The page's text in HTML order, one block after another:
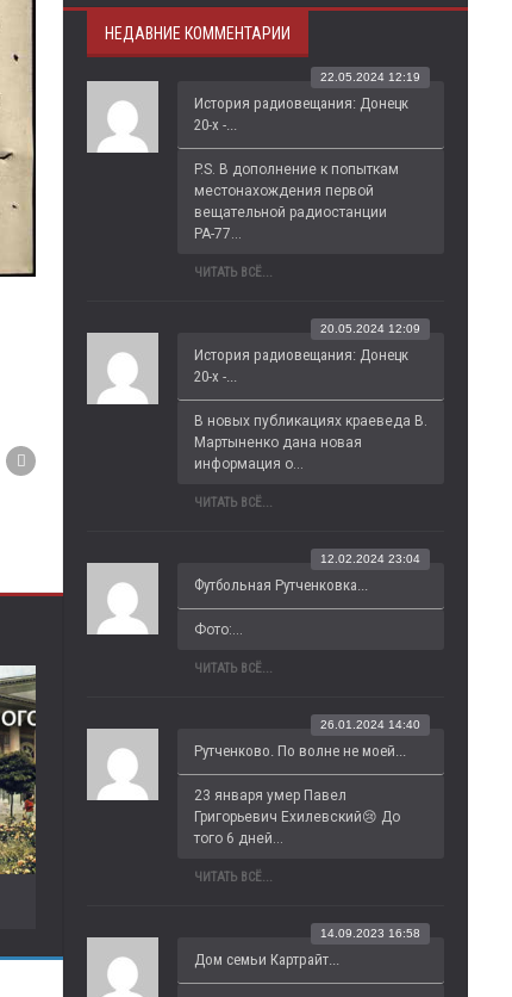
НЕДАВНИЕ КОММЕНТАРИИ
История радиовещания: Донецк
20-х -...
22.05.2024 12:19
P.S. В дополнение к попыткам
местонахождения первой
вещательной радиостанции
РА-77...
ЧИТАТЬ ВСЁ...
История радиовещания: Донецк
20-х -...
20.05.2024 12:09
В новых публикациях краеведа В.
Мартыненко дана новая
информация о...
ЧИТАТЬ ВСЁ...
Футбольная Рутченковка...
12.02.2024 23:04
Фото:...
ЧИТАТЬ ВСЁ...
Рутченково. По волне не моей...
26.01.2024 14:40
23 января умер Павел
Григорьевич Ехилевский😢 До
того 6 дней...
ЧИТАТЬ ВСЁ...
Дом семьи Картрайт...
14.09.2023 16:58